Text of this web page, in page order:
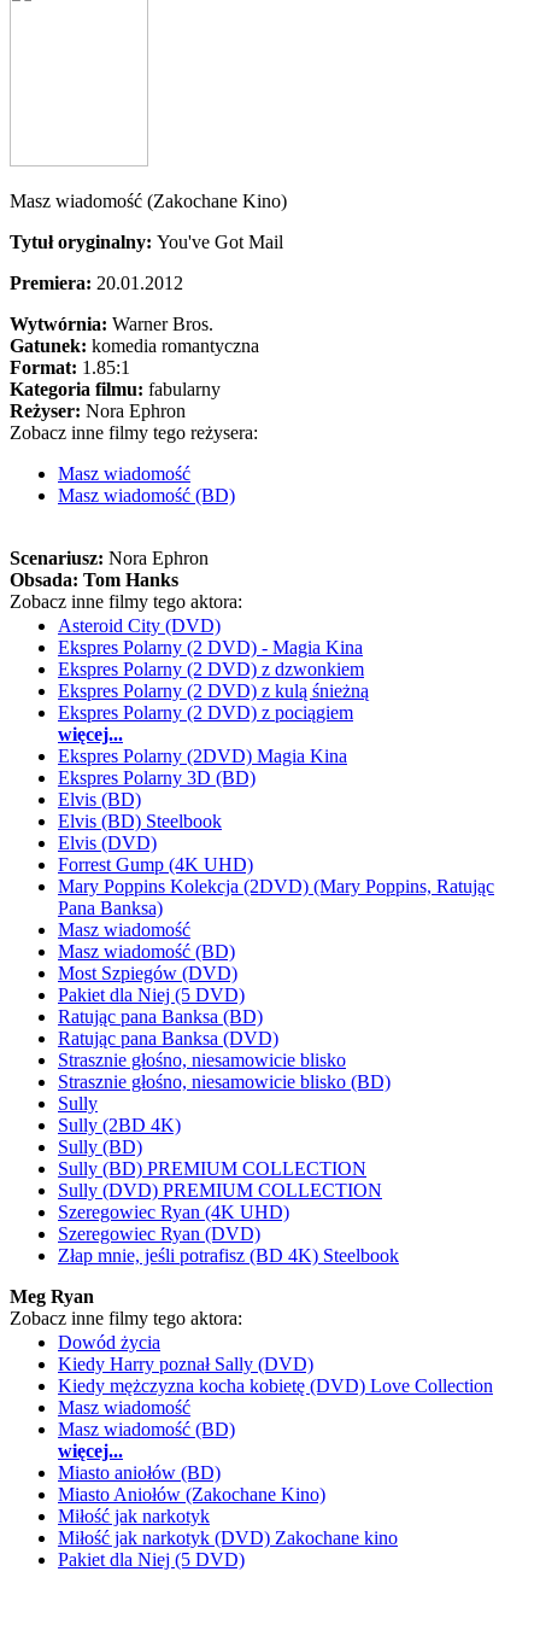
Masz wiadomość (Zakochane Kino)
Tytuł oryginalny: You've Got Mail
Premiera: 20.01.2012
Wytwórnia: Warner Bros.
Gatunek: komedia romantyczna
Format: 1.85:1
Kategoria filmu: fabularny
Reżyser: Nora Ephron
Zobacz inne filmy tego reżysera:
Masz wiadomość
Masz wiadomość (BD)
Scenariusz: Nora Ephron
Obsada: Tom Hanks
Zobacz inne filmy tego aktora:
Asteroid City (DVD)
Ekspres Polarny (2 DVD) - Magia Kina
Ekspres Polarny (2 DVD) z dzwonkiem
Ekspres Polarny (2 DVD) z kulą śnieżną
Ekspres Polarny (2 DVD) z pociągiem
więcej...
Ekspres Polarny (2DVD) Magia Kina
Ekspres Polarny 3D (BD)
Elvis (BD)
Elvis (BD) Steelbook
Elvis (DVD)
Forrest Gump (4K UHD)
Mary Poppins Kolekcja (2DVD) (Mary Poppins, Ratując
Pana Banksa)
Masz wiadomość
Masz wiadomość (BD)
Most Szpiegów (DVD)
Pakiet dla Niej (5 DVD)
Ratując pana Banksa (BD)
Ratując pana Banksa (DVD)
Strasznie głośno, niesamowicie blisko
Strasznie głośno, niesamowicie blisko (BD)
Sully
Sully (2BD 4K)
Sully (BD)
Sully (BD) PREMIUM COLLECTION
Sully (DVD) PREMIUM COLLECTION
Szeregowiec Ryan (4K UHD)
Szeregowiec Ryan (DVD)
Złap mnie, jeśli potrafisz (BD 4K) Steelbook
Meg Ryan
Zobacz inne filmy tego aktora:
Dowód życia
Kiedy Harry poznał Sally (DVD)
Kiedy mężczyzna kocha kobietę (DVD) Love Collection
Masz wiadomość
Masz wiadomość (BD)
więcej...
Miasto aniołów (BD)
Miasto Aniołów (Zakochane Kino)
Miłość jak narkotyk
Miłość jak narkotyk (DVD) Zakochane kino
Pakiet dla Niej (5 DVD)